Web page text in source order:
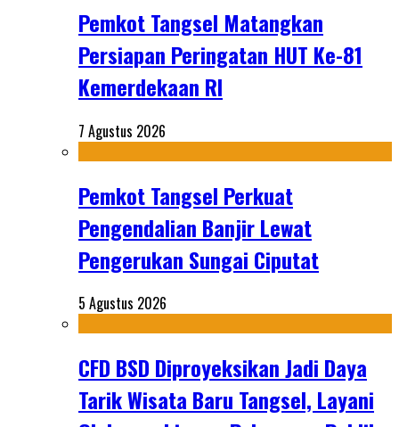
Pemkot Tangsel Matangkan
Persiapan Peringatan HUT Ke-81
Kemerdekaan RI
7 Agustus 2026
Pemkot Tangsel Perkuat
Pengendalian Banjir Lewat
Pengerukan Sungai Ciputat
5 Agustus 2026
CFD BSD Diproyeksikan Jadi Daya
Tarik Wisata Baru Tangsel, Layani